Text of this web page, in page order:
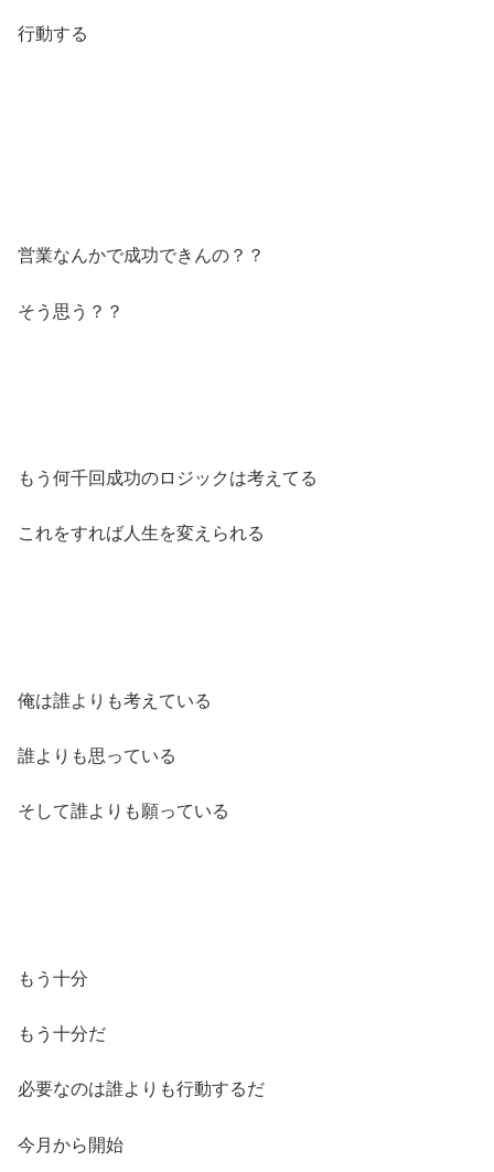
行動する
営業なんかで成功できんの？？
そう思う？？
もう何千回成功のロジックは考えてる
これをすれば人生を変えられる
俺は誰よりも考えている
誰よりも思っている
そして誰よりも願っている
もう十分
もう十分だ
必要なのは誰よりも行動するだ
今月から開始